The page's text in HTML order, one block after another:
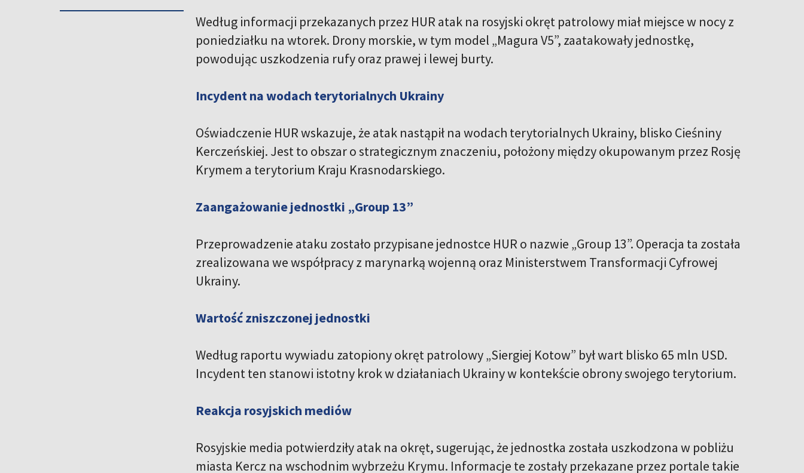
Według informacji przekazanych przez HUR atak na rosyjski okręt patrolowy miał miejsce w nocy z
poniedziałku na wtorek. Drony morskie, w tym model „Magura V5”, zaatakowały jednostkę,
powodując uszkodzenia rufy oraz prawej i lewej burty.
Incydent na wodach terytorialnych Ukrainy
Oświadczenie HUR wskazuje, że atak nastąpił na wodach terytorialnych Ukrainy, blisko Cieśniny
Kerczeńskiej. Jest to obszar o strategicznym znaczeniu, położony między okupowanym przez Rosję
Krymem a terytorium Kraju Krasnodarskiego.
Zaangażowanie jednostki „Group 13”
Przeprowadzenie ataku zostało przypisane jednostce HUR o nazwie „Group 13”. Operacja ta została
zrealizowana we współpracy z marynarką wojenną oraz Ministerstwem Transformacji Cyfrowej
Ukrainy.
Wartość zniszczonej jednostki
Według raportu wywiadu zatopiony okręt patrolowy „Siergiej Kotow” był wart blisko 65 mln USD.
Incydent ten stanowi istotny krok w działaniach Ukrainy w kontekście obrony swojego terytorium.
Reakcja rosyjskich mediów
Rosyjskie media potwierdziły atak na okręt, sugerując, że jednostka została uszkodzona w pobliżu
miasta Kercz na wschodnim wybrzeżu Krymu. Informacje te zostały przekazane przez portale takie